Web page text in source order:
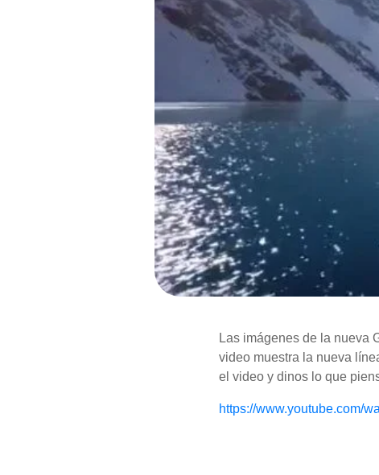
Las imágenes de la nueva
video muestra la nueva
el video y dinos lo que
https://www.youtube.com/